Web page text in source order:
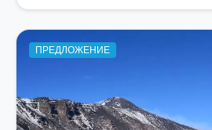
ПРЕДЛОЖЕНИЕ